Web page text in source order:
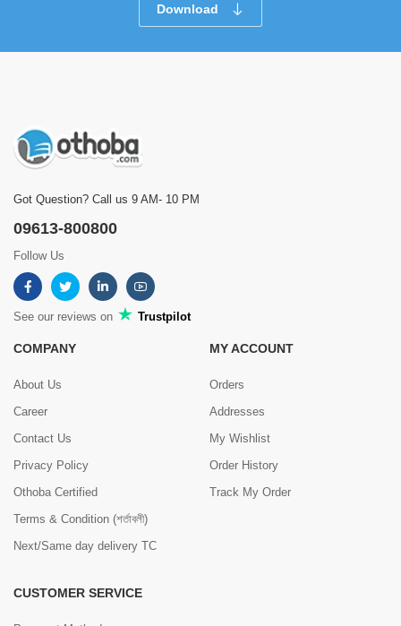
Download
Got Question? Call us 9 AM- 10 PM
09613-800800
Follow Us
See our reviews on Trustpilot
COMPANY
About Us
Career
Contact Us
Privacy Policy
Othoba Certified
Terms & Condition (শর্তাবলী)
Next/Same day delivery TC
MY ACCOUNT
Orders
Addresses
My Wishlist
Order History
Track My Order
CUSTOMER SERVICE